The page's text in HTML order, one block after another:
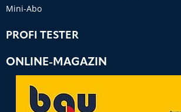
Mini-Abo
PROFI TESTER
ONLINE-MAGAZIN